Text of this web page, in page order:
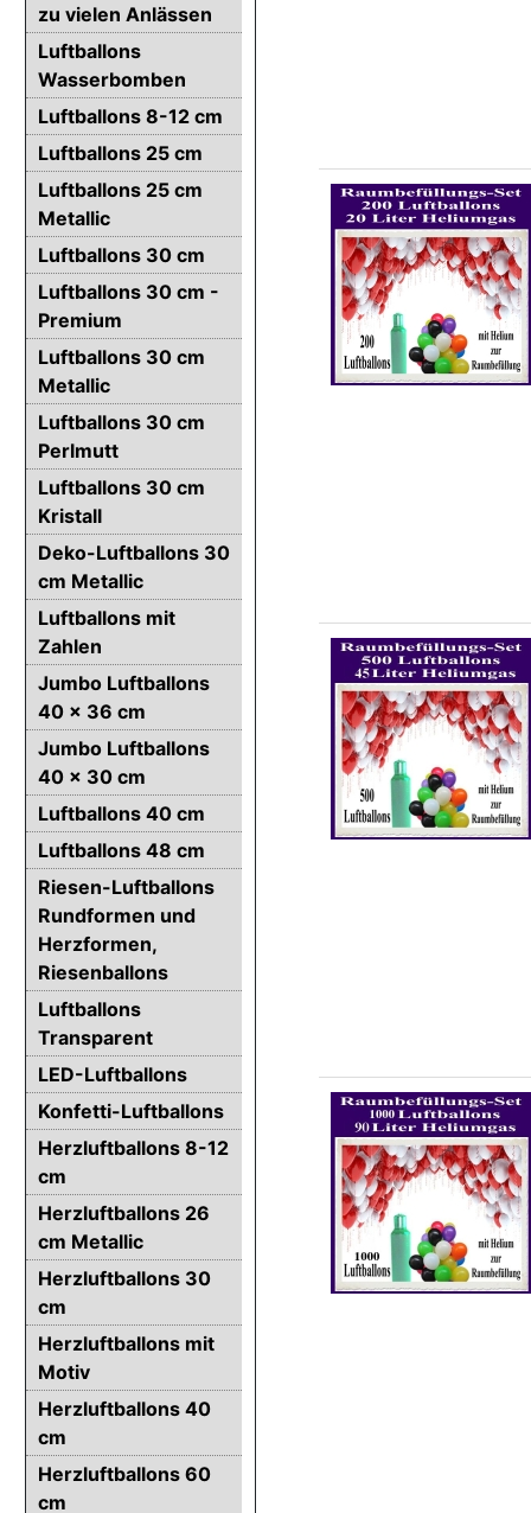
zu vielen Anlässen
Luftballons
Wasserbomben
Luftballons 8-12 cm
Luftballons 25 cm
Luftballons 25 cm
Metallic
Luftballons 30 cm
Luftballons 30 cm -
Premium
Luftballons 30 cm
Metallic
Luftballons 30 cm
Perlmutt
Luftballons 30 cm
Kristall
Deko-Luftballons 30
cm Metallic
Luftballons mit
Zahlen
Jumbo Luftballons
40 x 36 cm
Jumbo Luftballons
40 x 30 cm
Luftballons 40 cm
Luftballons 48 cm
Riesen-Luftballons
Rundformen und
Herzformen,
Riesenballons
Luftballons
Transparent
LED-Luftballons
Konfetti-Luftballons
Herzluftballons 8-12
cm
Herzluftballons 26
cm Metallic
Herzluftballons 30
cm
Herzluftballons mit
Motiv
Herzluftballons 40
cm
Herzluftballons 60
cm